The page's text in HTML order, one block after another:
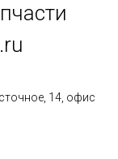
14, офис